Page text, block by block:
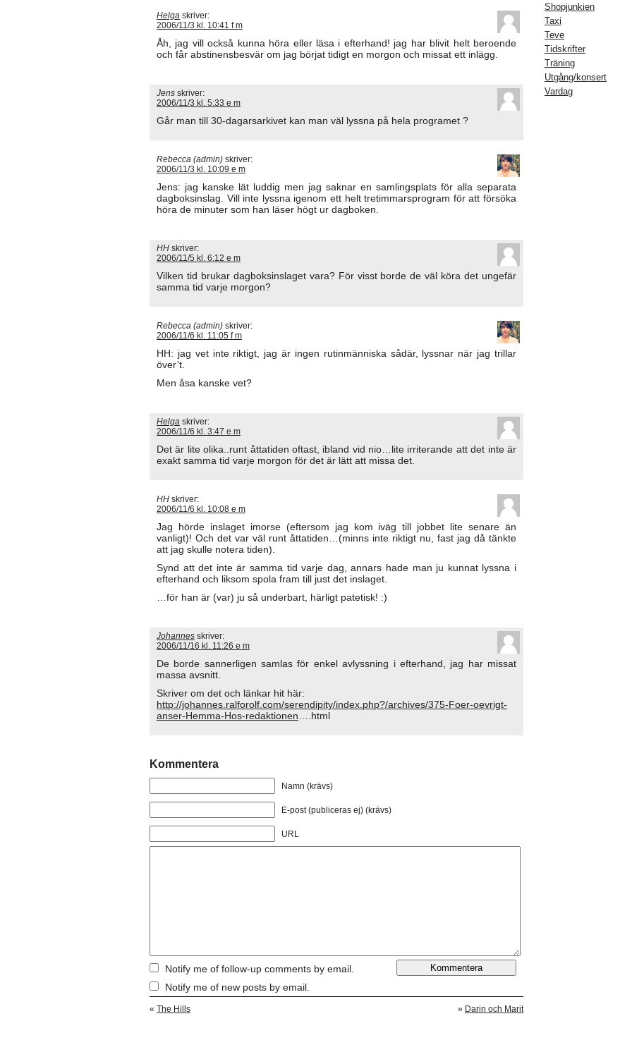
Helga skriver:
2006/11/3 kl. 10:41 f m
Åh, jag vill också kunna höra eller läsa i efterhand! jag har blivit helt beroende
och får abstinensbesvär om jag börjat tidigt en morgon och missat ett inlägg.
Jens skriver:
2006/11/3 kl. 5:33 e m
Går man till 30-dagarsarkivet kan man väl lyssna på hela programet ?
Rebecca (admin) skriver:
2006/11/3 kl. 10:09 e m
Jens: jag kanske lät luddig men jag saknar en samlingsplats för alla separata
dagboksinslag. Vill inte lyssna igenom ett helt tretimmarsprogram för att försöka
höra de minuter som han läser högt ur dagboken.
HH skriver:
2006/11/5 kl. 6:12 e m
Vilken tid brukar dagboksinslaget vara? För visst borde de väl köra det ungefär
samma tid varje morgon?
Rebecca (admin) skriver:
2006/11/6 kl. 11:05 f m
HH: jag vet inte riktigt, jag är ingen rutinmänniska sådär, lyssnar när jag trillar
över’t.
Men åsa kanske vet?
Helga skriver:
2006/11/6 kl. 3:47 e m
Det är lite olika..runt åttatiden oftast, ibland vid nio…lite irriterande att det inte är
exakt samma tid varje morgon för det är lätt att missa det.
HH skriver:
2006/11/6 kl. 10:08 e m
Jag hörde inslaget imorse (eftersom jag kom iväg till jobbet lite senare än
vanligt)! Och det var väl runt åttatiden…(minns inte riktigt nu, fast jag då tänkte
att jag skulle notera tiden).
Synd att det inte är samma tid varje dag, annars hade man ju kunnat lyssna i
efterhand och liksom spola fram till just det inslaget.
…för han är (var) ju så underbart, härligt patetisk! :)
Johannes skriver:
2006/11/16 kl. 11:26 e m
De borde sannerligen samlas för enkel avlyssning i efterhand, jag har missat
massa avsnitt.
Skriver om det och länkar hit här:
http://johannes.ralforolf.com/serendipity/index.php?/archives/375-Foer-oevrigt-
anser-Hemma-Hos-redaktionen ….html
Kommentera
Namn (krävs)
E-post (publiceras ej) (krävs)
URL
Notify me of follow-up comments by email.
Notify me of new posts by email.
« The Hills » Darin och Marit
Shopjunkien
Taxi
Teve
Tidskrifter
Träning
Utgång/konsert
Vardag